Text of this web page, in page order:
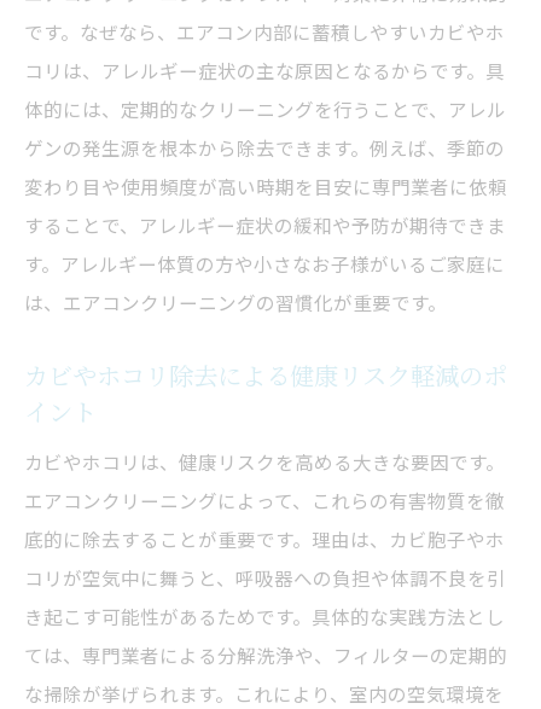
エアコンクリーニングのおすすめサービス
特徴を解説
費用対効果が高いエアコンクリーニングの
選び方
エアコンクリーニングのサービス内容を徹
底比較
クリーニング
満足度の高いエアコンクリーニング体験談
紹介
エアコンクリーニングで快適な住環境を実現す
る方法
快適な住環境づくりに役立つエアコンクリ
ーニング活用法
です。なぜなら、エアコン内部に蓄積しやすいカビやホ
コリは、アレルギー症状の主な原因となるからです。具
体的には、定期的なクリーニングを行うことで、アレル
ゲンの発生源を根本から除去できます。例えば、季節の
変わり目や使用頻度が高い時期を目安に専門業者に依頼
することで、アレルギー症状の緩和や予防が期待できま
す。アレルギー体質の方や小さなお子様がいるご家庭に
は、エアコンクリーニングの習慣化が重要です。
カビやホコリ除去による健康リスク軽減のポ
イント
カビやホコリは、健康リスクを高める大きな要因です。
エアコンクリーニングによって、これらの有害物質を徹
底的に除去することが重要です。理由は、カビ胞子やホ
コリが空気中に舞うと、呼吸器への負担や体調不良を引
き起こす可能性があるためです。具体的な実践方法とし
ては、専門業者による分解洗浄や、フィルターの定期的
な掃除が挙げられます。これにより、室内の空気環境を